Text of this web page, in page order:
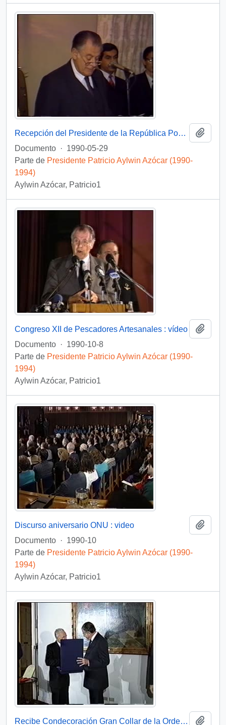
Recepción del Presidente de la República Popular China : video
Documento · 1990-05-29
Parte de Presidente Patricio Aylwin Azócar (1990-
1994)
Aylwin Azócar, Patricio1
Congreso XII de Pescadores Artesanales : vídeo
Documento · 1990-10-8
Parte de Presidente Patricio Aylwin Azócar (1990-
1994)
Aylwin Azócar, Patricio1
Discurso aniversario ONU : video
Documento · 1990-10
Parte de Presidente Patricio Aylwin Azócar (1990-
1994)
Aylwin Azócar, Patricio1
Recibe Condecoración Gran Collar de la Orden de Malta : vídeo